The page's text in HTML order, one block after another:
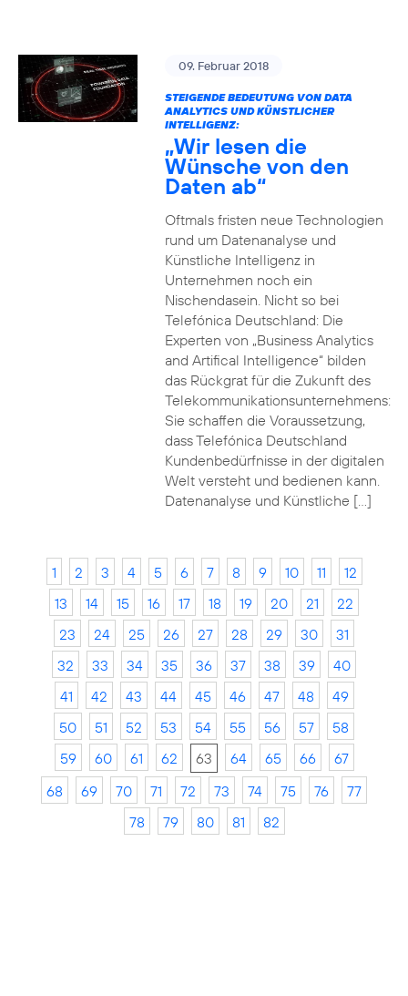
09. Februar 2018
STEIGENDE BEDEUTUNG VON DATA
ANALYTICS UND KÜNSTLICHER
INTELLIGENZ:
„Wir lesen die
Wünsche von den
Daten ab“
Oftmals fristen neue Technologien
rund um Datenanalyse und
Künstliche Intelligenz in
Unternehmen noch ein
Nischendasein. Nicht so bei
Telefónica Deutschland: Die
Experten von „Business Analytics
and Artifical Intelligence“ bilden
das Rückgrat für die Zukunft des
Telekommunikationsunternehmens:
Sie schaffen die Voraussetzung,
dass Telefónica Deutschland
Kundenbedürfnisse in der digitalen
Welt versteht und bedienen kann.
Datenanalyse und Künstliche […]
1 2 3 4 5 6 7 8 9 10 11
12
13
14 15 16 17 18 19 20 21
22
23
24 25 26 27 28 29 30
31
32
33 34 35 36 37 38 39
40
41
42 43 44 45 46 47 48
49
50
51 52 53 54 55 56 57
58
59
60 61 62 63 64 65 66
67
68
69 70 71 72 73 74 75 76
77
78
79 80 81 82